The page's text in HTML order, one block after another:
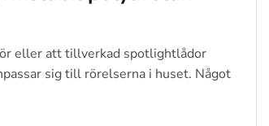
eller att tillverkad spotlightlådor
sig till rörelserna i huset. Något